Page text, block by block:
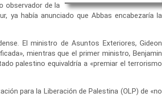
observador de la
ya había anunciado que Abbas encabezaría la
El ministro de Asuntos Exteriores, Gideon
mientras que el primer ministro, Benjamin
palestino equivaldría a «premiar el terrorismo
para la Liberación de Palestina (OLP) de «no